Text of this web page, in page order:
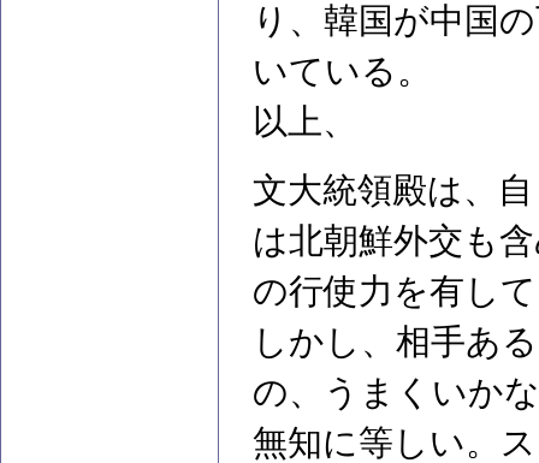
り、韓国が中国
いている。
以上、
文大統領殿は、
は北朝鮮外交も
の行使力を有し
しかし、相手あ
の、うまくいか
無知に等しい。